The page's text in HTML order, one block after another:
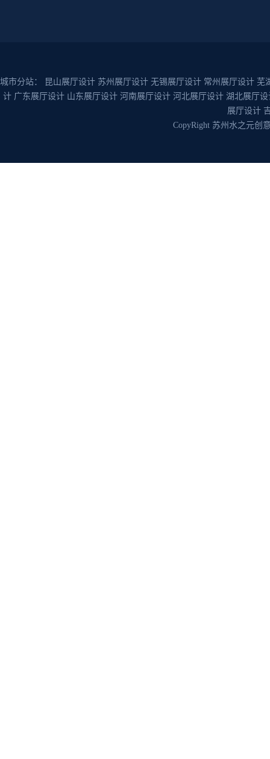
城市分站： 昆山展厅设计 苏州展厅设计 无锡展厅设计 常州展厅设计 芜
计 广东展厅设计 山东展厅设计 河南展厅设计 河北展厅设计 湖北展厅设
展厅设计
CopyRight 苏州水之元创